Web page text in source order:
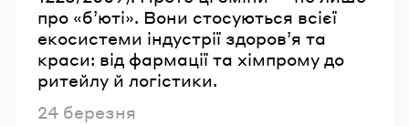
про «б’юті». Вони стосуються всієї
екосистеми індустрії здоров’я та
краси: від фармації та хімпрому до
ритейлу й логістики.
Опубліковано
24 березня